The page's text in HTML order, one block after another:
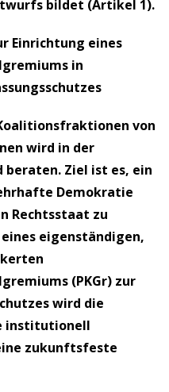
bildet (Artikel 1).
Einrichtung eines
in
von
wird in der
beraten. Ziel ist es, ein
Demokratie
Rechtsstaat zu
eigenständigen,
(PKGr) zur
wird die
institutionell
zukunftsfeste